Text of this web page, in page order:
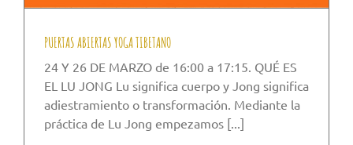
PUERTAS ABIERTAS YOGA TIBETANO
24 Y 26 DE MARZO de 16:00 a 17:15. QUÉ ES
EL LU JONG Lu significa cuerpo y Jong significa
adiestramiento o transformación. Mediante la
práctica de Lu Jong empezamos [...]